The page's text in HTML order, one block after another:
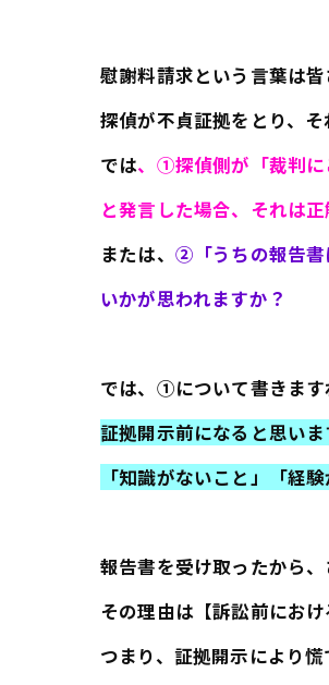
慰謝料請求という言葉は皆
探偵が不貞証拠をとり、
では、①探偵側が「裁判に
と発言した場合、それは
または、 ②「うちの報告書
いかが思われますか？
では、①について書きます
証拠開示前になると思い
「知識がないこと」「経
報告書を受け取ったから
その理由は【訴訟前にお
つまり、証拠開示により